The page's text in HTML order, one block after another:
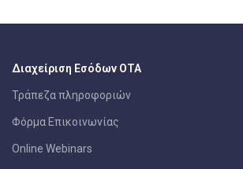
Διαχείριση Εσόδων ΟΤΑ
Τράπεζα πληροφοριών
Φόρμα Επικοινωνίας
Online Webinars